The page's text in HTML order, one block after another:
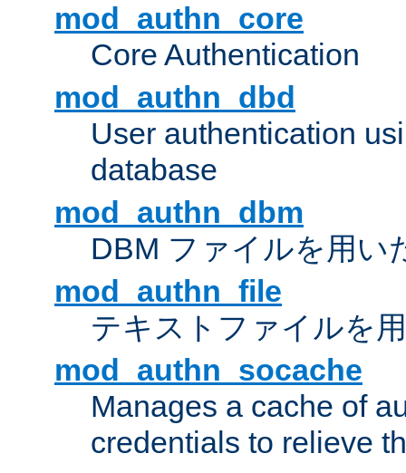
mod_authn_core
Core Authentication
mod_authn_dbd
User authentication
database
mod_authn_dbm
DBM ファイルを用い
mod_authn_file
テキストファイルを
mod_authn_socache
Manages a cache of
credentials to relieve